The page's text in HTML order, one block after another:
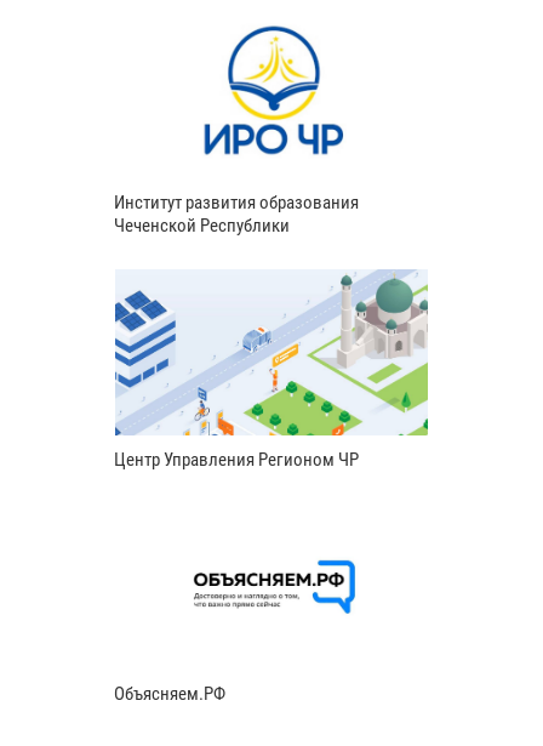
Институт развития образования
Чеченской Республики
Центр Управления Регионом ЧР
Объясняем.РФ